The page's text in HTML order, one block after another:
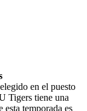
en el puesto
Tigers tiene una
temporada es